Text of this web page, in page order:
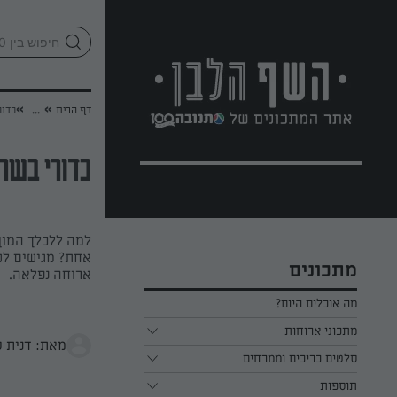
מתכונים
מה אוכלים היום?
מתכוני ארוחות
ארוחת בוקר
ארוחת צהריים
סלטים כריכים וממרחים
כל הסלטים כריכים וממרחים
תוספות
דף הבית »
...
»
כדורי בשר
למה ללכלך
אחת? מגישים
ארוחה נפלאה.
מאת: דנית